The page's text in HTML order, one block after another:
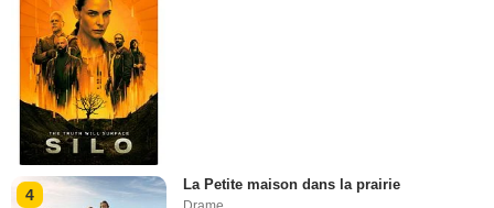
4
La Petite maison dans la prairie